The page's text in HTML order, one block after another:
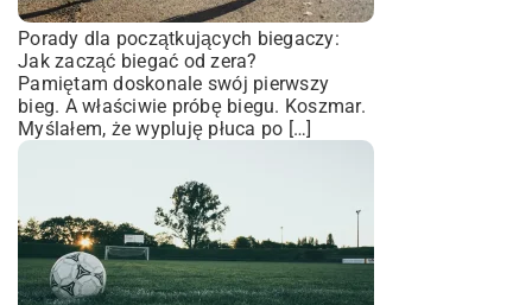
Porady dla początkujących biegaczy:
Jak zacząć biegać od zera?
Pamiętam doskonale swój pierwszy
bieg. A właściwie próbę biegu. Koszmar.
Myślałem, że wypluję płuca po […]